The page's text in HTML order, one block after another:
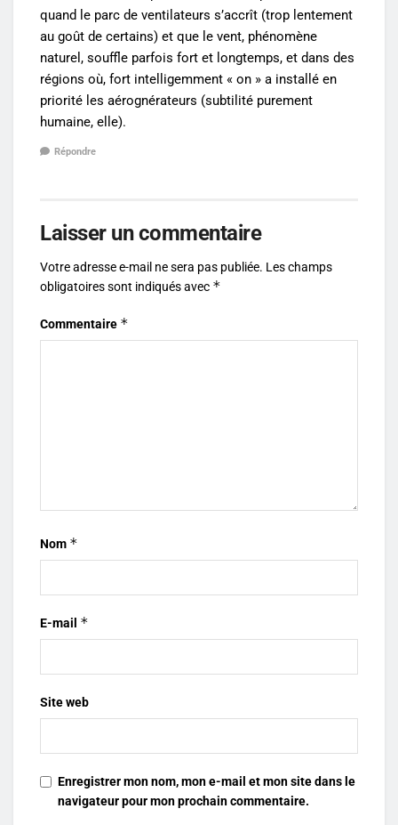
quand le parc de ventilateurs s’accrît (trop lentement
au goût de certains) et que le vent, phénomène
naturel, souffle parfois fort et longtemps, et dans des
régions où, fort intelligemment « on » a installé en
priorité les aérognérateurs (subtilité purement
humaine, elle).
Répondre
Laisser un commentaire
Votre adresse e-mail ne sera pas publiée. Les champs
obligatoires sont indiqués avec *
Commentaire *
Nom *
E-mail *
Site web
Enregistrer mon nom, mon e-mail et mon site dans le
navigateur pour mon prochain commentaire.